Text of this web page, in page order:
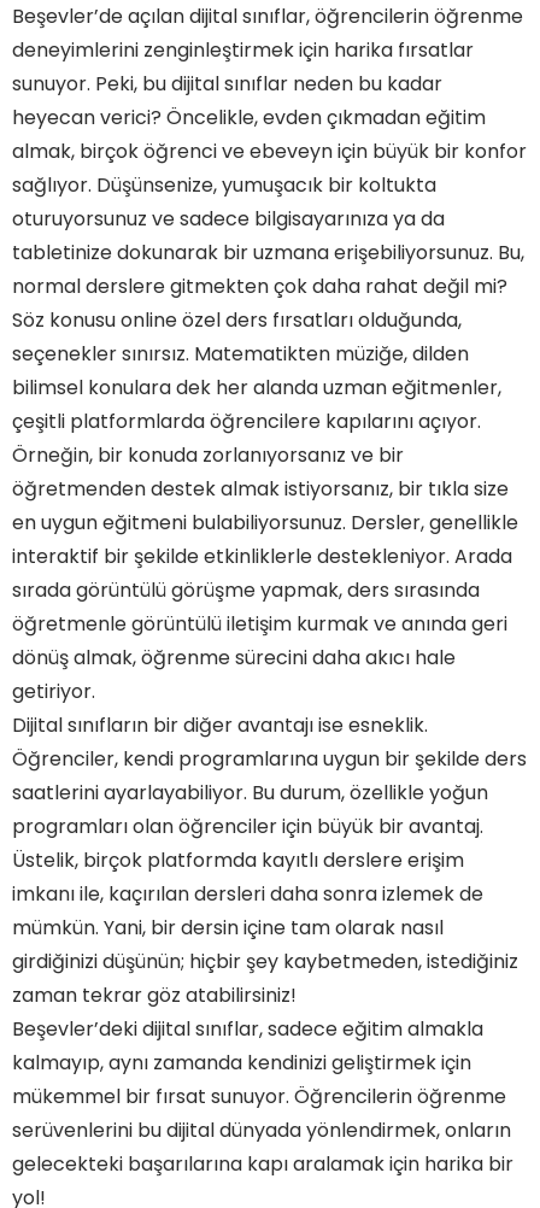
Beşevler’de açılan dijital sınıflar, öğrencilerin öğrenme
deneyimlerini zenginleştirmek için harika fırsatlar
sunuyor. Peki, bu dijital sınıflar neden bu kadar
heyecan verici? Öncelikle, evden çıkmadan eğitim
almak, birçok öğrenci ve ebeveyn için büyük bir konfor
sağlıyor. Düşünsenize, yumuşacık bir koltukta
oturuyorsunuz ve sadece bilgisayarınıza ya da
tabletinize dokunarak bir uzmana erişebiliyorsunuz. Bu,
normal derslere gitmekten çok daha rahat değil mi?
Söz konusu online özel ders fırsatları olduğunda,
seçenekler sınırsız. Matematikten müziğe, dilden
bilimsel konulara dek her alanda uzman eğitmenler,
çeşitli platformlarda öğrencilere kapılarını açıyor.
Örneğin, bir konuda zorlanıyorsanız ve bir
öğretmenden destek almak istiyorsanız, bir tıkla size
en uygun eğitmeni bulabiliyorsunuz. Dersler, genellikle
interaktif bir şekilde etkinliklerle destekleniyor. Arada
sırada görüntülü görüşme yapmak, ders sırasında
öğretmenle görüntülü iletişim kurmak ve anında geri
dönüş almak, öğrenme sürecini daha akıcı hale
getiriyor.
Dijital sınıfların bir diğer avantajı ise esneklik.
Öğrenciler, kendi programlarına uygun bir şekilde ders
saatlerini ayarlayabiliyor. Bu durum, özellikle yoğun
programları olan öğrenciler için büyük bir avantaj.
Üstelik, birçok platformda kayıtlı derslere erişim
imkanı ile, kaçırılan dersleri daha sonra izlemek de
mümkün. Yani, bir dersin içine tam olarak nasıl
girdiğinizi düşünün; hiçbir şey kaybetmeden, istediğiniz
zaman tekrar göz atabilirsiniz!
Beşevler’deki dijital sınıflar, sadece eğitim almakla
kalmayıp, aynı zamanda kendinizi geliştirmek için
mükemmel bir fırsat sunuyor. Öğrencilerin öğrenme
serüvenlerini bu dijital dünyada yönlendirmek, onların
gelecekteki başarılarına kapı aralamak için harika bir
yol!
Hızlı Okuma Programına Nasıl Katılabilirim?
Beşevler'de Eğitimde Devrim: Online Özel
Derslerle Tanışın!
Dijital Sınıflar Beşevler'de Kapılarını Açıyor: Online
Özel Ders Fırsatları!
Evden Çıkmadan Başarıya Ulaşın: Beşevler'deki
Online Özel Dersler
Beşevler'de Öğrenme Deneyimini Değiştiren
Online Özel Ders Seçenekleri!
Sıkça Sorulan Sorular
Hangi Dersler Online Olarak Sunuluyor?
Beşevler Online Özel Ders Nedir?
Online Özel Ders Ücretleri Ne Kadar?
Eğitimde Online Dersin Avantajları Nelerdir?
Online Özel Dersi Nasıl Alabilirim?